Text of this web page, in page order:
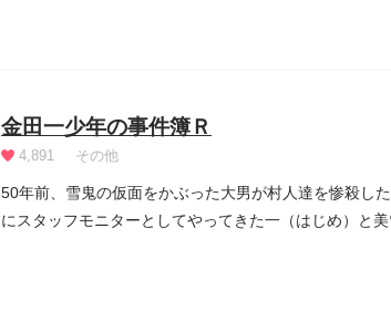
金田一少年の事件簿Ｒ
4,891 その他
50年前、雪鬼の仮面をかぶった大男が村人達を惨殺し
にスタッフモニターとしてやってきた一（はじめ）と